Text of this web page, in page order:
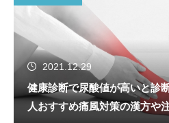
2021.12.29
健康診断で尿酸値が高いと診
人おすすめ痛風対策の漢方や